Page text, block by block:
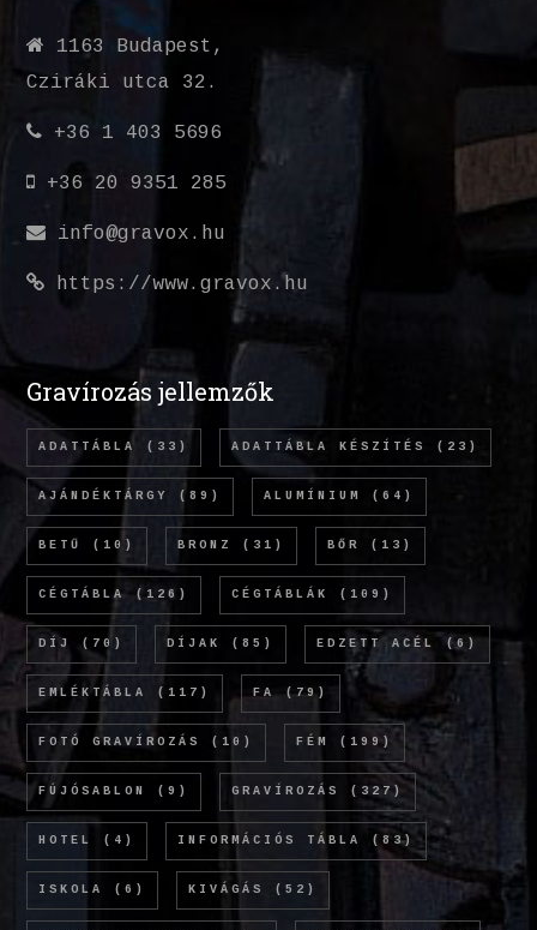
1163 Budapest,
Cziráki utca 32.
+36 1 403 5696
+36 20 9351 285
info@gravox.hu
https://www.gravox.hu
Gravírozás jellemzők
ADATTÁBLA (33) ADATTÁBLA KÉSZÍTÉS (23)
AJÁNDÉKTÁRGY (89) ALUMÍNIUM (64)
BETŰ (10) BRONZ (31) BŐR (13)
CÉGTÁBLA (126) CÉGTÁBLÁK (109)
DÍJ (70) DÍJAK (85) EDZETT ACÉL (6)
EMLÉKTÁBLA (117) FA (79)
FOTÓ GRAVÍROZÁS (10) FÉM (199)
FÚJÓSABLON (9) GRAVÍROZÁS (327)
HOTEL (4) INFORMÁCIÓS TÁBLA (83)
ISKOLA (6) KIVÁGÁS (52)